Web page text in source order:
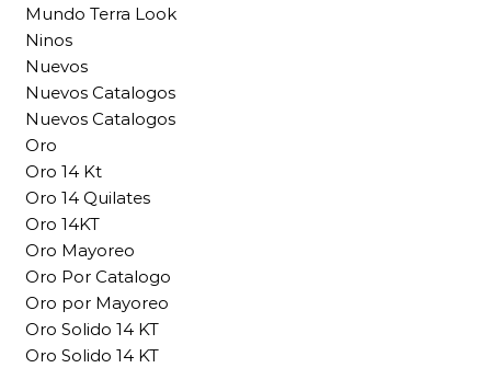
Mundo Terra Look
Ninos
Nuevos
Nuevos Catalogos
Nuevos Catalogos
Oro
Oro 14 Kt
Oro 14 Quilates
Oro 14KT
Oro Mayoreo
Oro Por Catalogo
Oro por Mayoreo
Oro Solido 14 KT
Oro Solido 14 KT